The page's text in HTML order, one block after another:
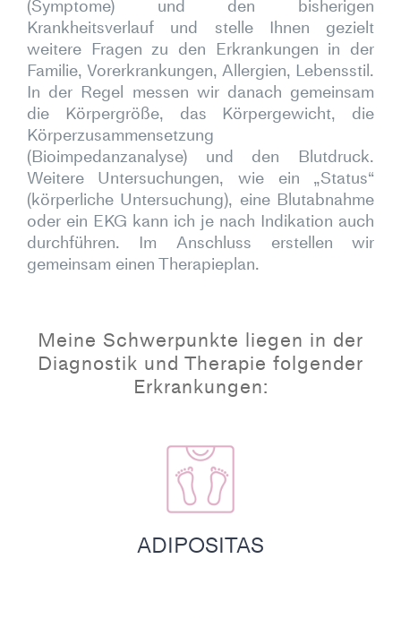
(Symptome) und den bisherigen
Krankheitsverlauf und stelle Ihnen gezielt
weitere Fragen zu den Erkrankungen in der
Familie, Vorerkrankungen, Allergien, Lebensstil.
In der Regel messen wir danach gemeinsam
die Körpergröße, das Körpergewicht, die
Körperzusammensetzung
(Bioimpedanzanalyse) und den Blutdruck.
Weitere Untersuchungen, wie ein „Status“
(körperliche Untersuchung), eine Blutabnahme
oder ein EKG kann ich je nach Indikation auch
durchführen. Im Anschluss erstellen wir
gemeinsam einen Therapieplan.
Meine Schwerpunkte liegen in der
Diagnostik und Therapie folgender
Erkrankungen:
ADIPOSITAS